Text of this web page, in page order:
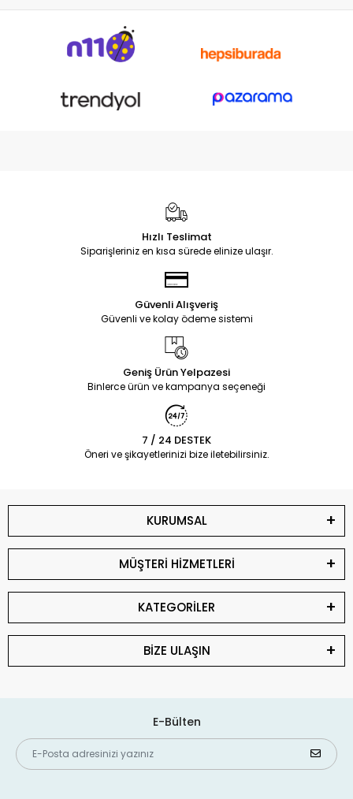
Hızlı Teslimat
Siparişleriniz en kısa sürede elinize ulaşır.
Güvenli Alışveriş
Güvenli ve kolay ödeme sistemi
Geniş Ürün Yelpazesi
Binlerce ürün ve kampanya seçeneği
7 / 24 DESTEK
Öneri ve şikayetlerinizi bize iletebilirsiniz.
KURUMSAL
MÜŞTERİ HİZMETLERİ
KATEGORİLER
BİZE ULAŞIN
E-Bülten